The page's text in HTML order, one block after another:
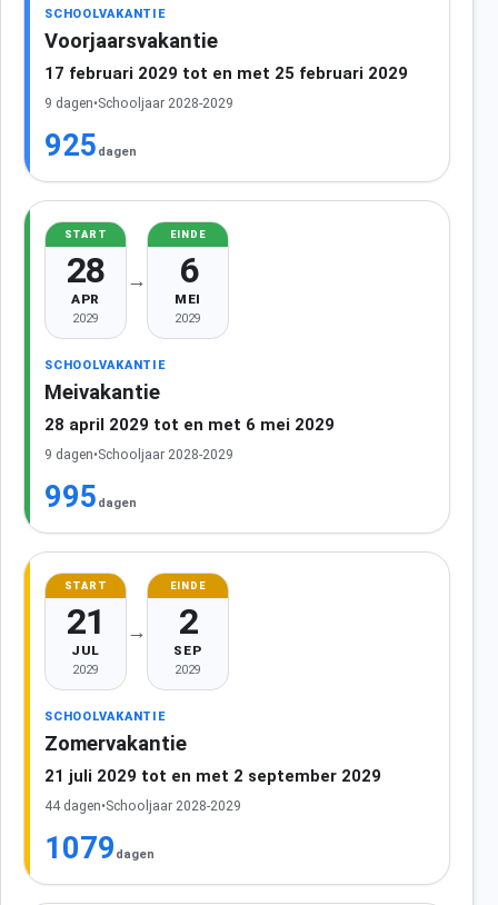
SCHOOLVAKANTIE
Voorjaarsvakantie
17 februari 2029 tot en met 25 februari 2029
9 dagen•Schooljaar 2028-2029
925 dagen
START
28
APR
2029
→
EINDE
6
MEI
2029
SCHOOLVAKANTIE
Meivakantie
28 april 2029 tot en met 6 mei 2029
9 dagen•Schooljaar 2028-2029
995 dagen
START
21
JUL
2029
→
EINDE
2
SEP
2029
SCHOOLVAKANTIE
Zomervakantie
21 juli 2029 tot en met 2 september 2029
44 dagen•Schooljaar 2028-2029
1079 dagen